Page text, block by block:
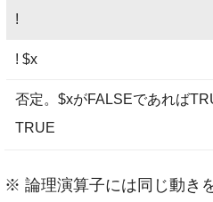
!
! $x
否定。$xがFALSEであれば
TRUE
※ 論理演算子には同じ動き